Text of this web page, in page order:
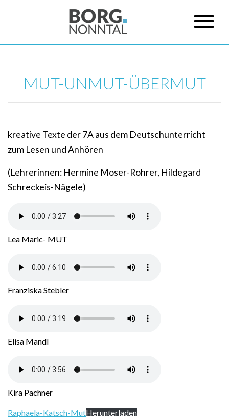
MUT-UNMUT-ÜBERMUT
kreative Texte der 7A aus dem Deutschunterricht
zum Lesen und Anhören
(Lehrerinnen: Hermine Moser-Rohrer, Hildegard
Schreckeis-Nägele)
Lea Maric- MUT
Franziska Stebler
Elisa Mandl
Kira Pachner
Raphaela-Katsch-MutHerunterladen